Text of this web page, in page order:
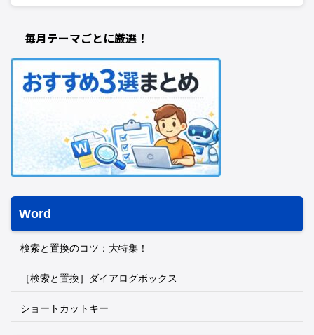
毎月テーマごとに厳選！
Word
検索と置換のコツ：大特集！
［検索と置換］ダイアログボックス
ショートカットキー